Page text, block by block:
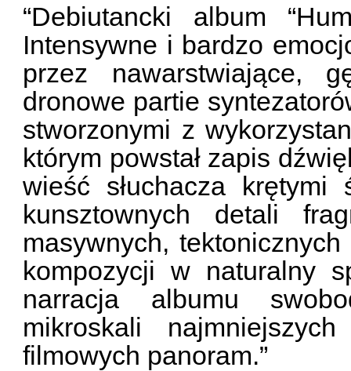
“Debiutancki album
Intensywne i bardzo
przez nawarstwiające,
dronowe partie
stworzonymi z
którym powstał zapis
wieść słuchacza
kunsztownych detali
masywnych,
kompozycji w naturalny
narracja albumu
mikroskali
filmowych panoram.”